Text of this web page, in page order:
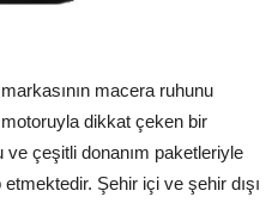
macera ruhunu
motoruyla dikkat çeken bir
çeşitli donanım paketleriyle
Şehir içi ve şehir dışı